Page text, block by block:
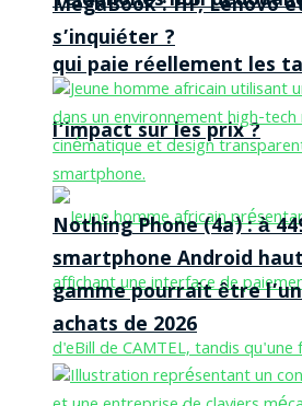
qui paie réellement les
l’impact sur les prix ?
MegaBook : HP, Lenovo
s’inquiéter ?
Nothing Phone (4a) : à
smartphone Android
gamme pourrait être
achats de 2026